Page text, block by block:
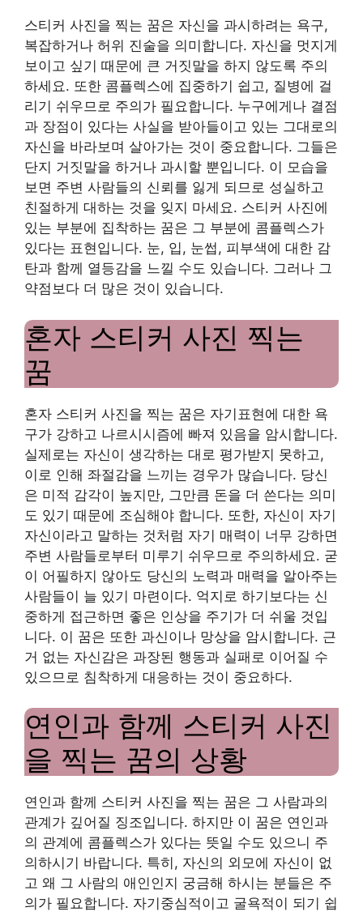
스티커 사진을 찍는 꿈은 자신을 과시하려는 욕구,
복잡하거나 허위 진술을 의미합니다. 자신을 멋지게
보이고 싶기 때문에 큰 거짓말을 하지 않도록 주의
하세요. 또한 콤플렉스에 집중하기 쉽고, 질병에 걸
리기 쉬우므로 주의가 필요합니다. 누구에게나 결점
과 장점이 있다는 사실을 받아들이고 있는 그대로의
자신을 바라보며 살아가는 것이 중요합니다. 그들은
단지 거짓말을 하거나 과시할 뿐입니다. 이 모습을
보면 주변 사람들의 신뢰를 잃게 되므로 성실하고
친절하게 대하는 것을 잊지 마세요. 스티커 사진에
있는 부분에 집착하는 꿈은 그 부분에 콤플렉스가
있다는 표현입니다. 눈, 입, 눈썹, 피부색에 대한 감
탄과 함께 열등감을 느낄 수도 있습니다. 그러나 그
약점보다 더 많은 것이 있습니다.
혼자 스티커 사진 찍는
꿈
혼자 스티커 사진을 찍는 꿈은 자기표현에 대한 욕
구가 강하고 나르시시즘에 빠져 있음을 암시합니다.
실제로는 자신이 생각하는 대로 평가받지 못하고,
이로 인해 좌절감을 느끼는 경우가 많습니다. 당신
은 미적 감각이 높지만, 그만큼 돈을 더 쓴다는 의미
도 있기 때문에 조심해야 합니다. 또한, 자신이 자기
자신이라고 말하는 것처럼 자기 매력이 너무 강하면
주변 사람들로부터 미루기 쉬우므로 주의하세요. 굳
이 어필하지 않아도 당신의 노력과 매력을 알아주는
사람들이 늘 있기 마련이다. 억지로 하기보다는 신
중하게 접근하면 좋은 인상을 주기가 더 쉬울 것입
니다. 이 꿈은 또한 과신이나 망상을 암시합니다. 근
거 없는 자신감은 과장된 행동과 실패로 이어질 수
있으므로 침착하게 대응하는 것이 중요하다.
연인과 함께 스티커 사진
을 찍는 꿈의 상황
연인과 함께 스티커 사진을 찍는 꿈은 그 사람과의
관계가 깊어질 징조입니다. 하지만 이 꿈은 연인과
의 관계에 콤플렉스가 있다는 뜻일 수도 있으니 주
의하시기 바랍니다. 특히, 자신의 외모에 자신이 없
고 왜 그 사람의 애인인지 궁금해 하시는 분들은 주
의가 필요합니다. 자기중심적이고 굴욕적이 되기 쉽